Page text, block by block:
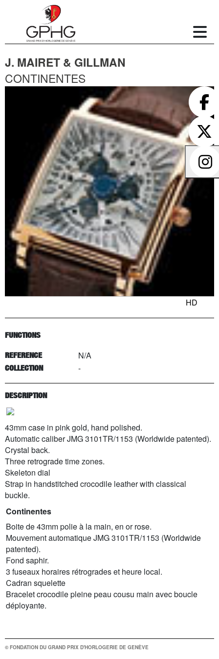
J. MAIRET & GILLMAN
CONTINENTES
HD
FUNCTIONS
REFERENCE N/A
COLLECTION -
DESCRIPTION
43mm case in pink gold, hand polished.
Automatic caliber JMG 3101TR/1153 (Worldwide patented).
Crystal back.
Three retrograde time zones.
Skeleton dial
Strap in handstitched crocodile leather with classical
buckle.
Continentes
Boite de 43mm polie à la main, en or rose.
Mouvement automatique JMG 3101TR/1153 (Worldwide
patented).
Fond saphir.
3 fuseaux horaires rétrogrades et heure local.
Cadran squelette
Bracelet crocodile pleine peau cousu main avec boucle
déployante.
© FONDATION DU GRAND PRIX D'HORLOGERIE DE GENÈVE